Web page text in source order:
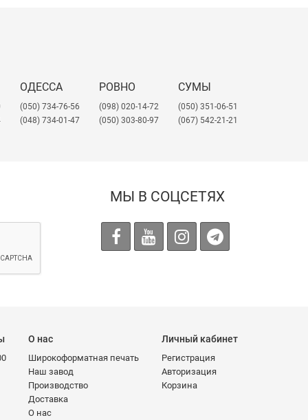
ОДЕССА
(050) 734-76-56
(048) 734-01-47
РОВНО
(098) 020-14-72
(050) 303-80-97
СУМЫ
(050) 351-06-51
(067) 542-21-21
МЫ В СОЦСЕТЯХ
О нас
Широкоформатная печать
Наш завод
Производство
Доставка
О нас
Личный кабинет
Регистрация
Авторизация
Корзина